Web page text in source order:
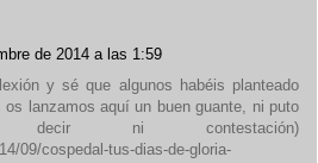
de 2014 a las 1:59
y sé que algunos habéis planteado
lanzamos aquí un buen guante, ni puto
decir ni contestación)
09/cospedal-tus-dias-de-gloria-